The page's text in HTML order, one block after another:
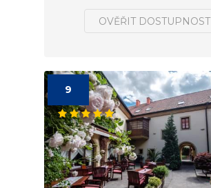
OVĚŘIT DOSTUPNOST
9